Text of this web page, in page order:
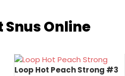
Snus Online
Loop Hot Peach Strong #3